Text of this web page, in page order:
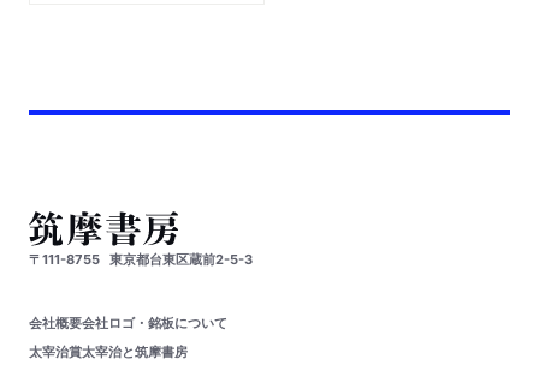
〒111-8755 東京都台東区蔵前2-5-3
会社概要会社ロゴ・銘板について
太宰治賞太宰治と筑摩書房